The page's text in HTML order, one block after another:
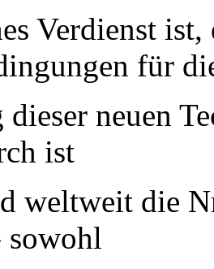
Verdienst
für
neuen
ist
weltweit die
sowohl